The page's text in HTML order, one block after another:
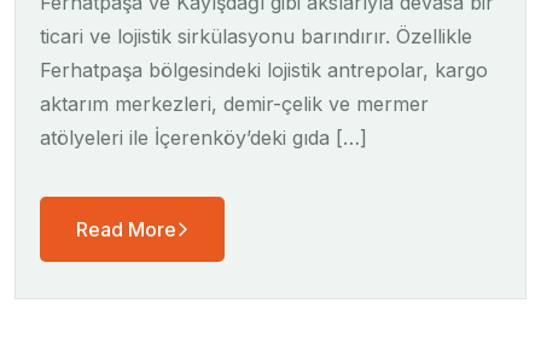
ticari ve lojistik sirkülasyonu barındırır. Özellikle
Ferhatpaşa bölgesindeki lojistik antrepolar, kargo
aktarım merkezleri, demir-çelik ve mermer
atölyeleri ile İçerenköy’deki gıda […]
Read More